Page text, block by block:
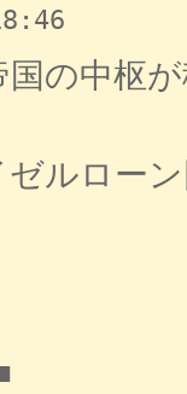
の中枢
ゼルロー